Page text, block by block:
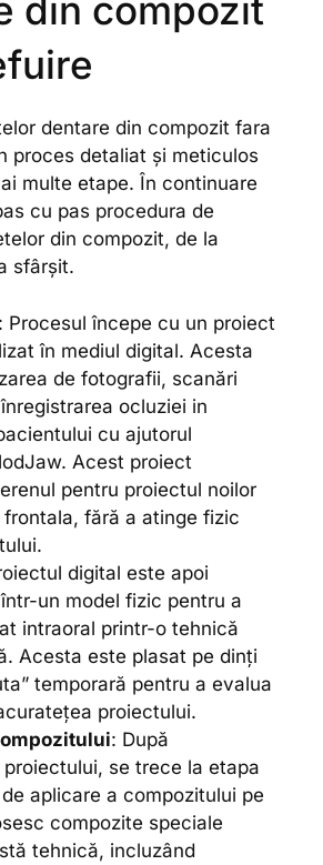
din compozit
dentare din compozit fara
proces detaliat și meticulos
multe etape. În continuare
cu pas procedura de
din compozit, de la
sfârșit.
: Procesul începe cu un proiect
în mediul digital. Acesta
de fotografii, scanări
ocluziei in
cu ajutorul
Acest proiect
pentru proiectul noilor
fără a atinge fizic
digital este apoi
un model fizic pentru a
intraoral printr-o tehnică
Acesta este plasat pe dinți
temporară pentru a evalua
proiectului.
: După
se trece la etapa
aplicare a compozitului pe
compozite speciale
tehnică, incluzând